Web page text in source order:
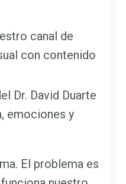
canal de
con contenido
Dr. David Duarte
emociones y
El problema es